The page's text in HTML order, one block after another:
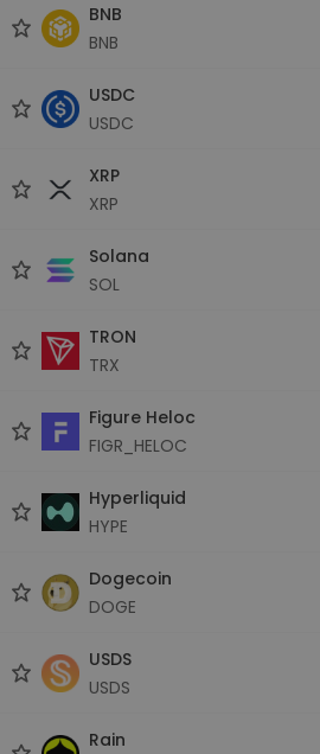
BNB
BNB
USDC
USDC
XRP
XRP
Solana
SOL
TRON
TRX
Figure Heloc
FIGR_HELOC
Hyperliquid
HYPE
Dogecoin
DOGE
USDS
USDS
Rain